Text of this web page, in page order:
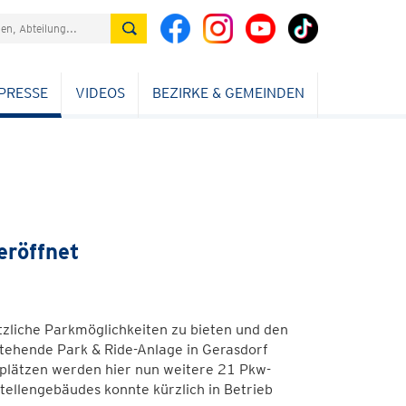
VIDEOS BEZIRKE & GEMEINDEN
Parkmöglichkeiten zu bieten und den
Park & Ride-Anlage in Gerasdorf
werden hier nun weitere 21 Pkw-
konnte kürzlich in Betrieb